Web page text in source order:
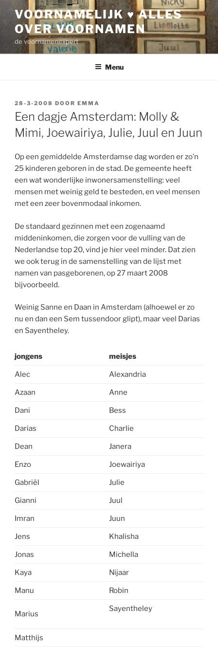
inhoud
VOORNAMELIJK ♥ ALLES
OVER VOORNAMEN
de voornamenexpert
Menu
GEPLAATST
OP
28-3-2008 DOOR EMMA
Een dagje Amsterdam: Molly &
Mimi, Joewairiya, Julie, Juul en Juun
Op een gemiddelde Amsterdamse dag worden er zo’n
25 kinderen geboren in de stad. De gemeente heeft
een wat wonderlijke inwonersamenstelling: veel
mensen met weinig geld te besteden, en veel mensen
met een zeer bovenmodaal inkomen.
De standaard gezinnen met een zogenaamd
middeninkomen, die zorgen voor de vulling van de
Nederlandse top 20, vind je hier veel minder. Dat zien
we ook terug in de samenstelling van de lijst met
namen van pasgeborenen, op 27 maart 2008
bijvoorbeeld.
Weinig Sanne en Daan in Amsterdam (alhoewel er zo
nu en dan een Sem tussendoor glipt), maar veel Darias
en Sayentheley.
jongens meisjes
Alec Alexandria
Azaan Anne
Dani Bess
Darias Charlie
Dean Janera
Enzo Joewairiya
Gabriël Julie
Gianni Juul
Imran Juun
Jens Khalisha
Jonas Michella
Kaya Nijaar
Manu Robin
Marius
Sayentheley
Matthijs